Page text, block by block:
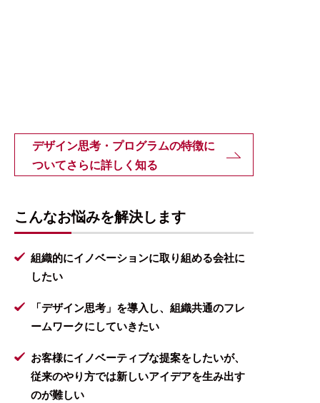
デザイン思考・プログラムの特徴に
ついてさらに詳しく知る
こんなお悩みを解決します
組織的にイノベーションに取り組める会社に
したい
「デザイン思考」を導入し、組織共通のフレ
ームワークにしていきたい
お客様にイノベーティブな提案をしたいが、
従来のやり方では新しいアイデアを生み出す
のが難しい